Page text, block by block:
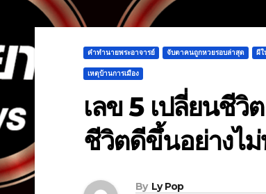
คำทำนายพระอาจารย์ จับตาคนถูกหวยรอบล่าสุด ผีใ
เหตุบ้านการเมือง
เลข 5 เปลี่ยนชี
ชีวิตดีขึ้นอย่างไ
By Ly Pop